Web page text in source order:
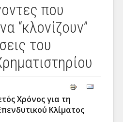
που
“κλονίζουν”
του
Χρόνος για τη
Κλίματος